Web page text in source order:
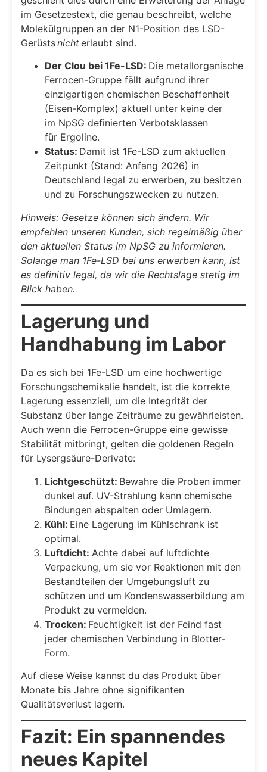
im Gesetzestext, die genau beschreibt, welche
Molekülgruppen an der N1-Position des LSD-
Gerüstsnichterlaubt sind.
Der Clou bei 1Fe-LSD: Die metallorganische
Ferrocen-Gruppe fällt aufgrund ihrer
einzigartigen chemischen Beschaffenheit
(Eisen-Komplex) aktuell unter keine der
im NpSG definierten Verbotsklassen
für Ergoline.
Status: Damit ist 1Fe-LSD zum aktuellen
Zeitpunkt (Stand: Anfang 2026) in
Deutschland legal zu erwerben, zu besitzen
und zu Forschungszwecken zu nutzen.
Hinweis: Gesetze können sich ändern. Wir
empfehlen unseren Kunden, sich regelmäßig über
den aktuellen Status im NpSG zu informieren.
Solange man 1Fe-LSD bei uns erwerben kann, ist
es definitiv legal, da wir die Rechtslage stetig im
Blick haben.
Lagerung und
Handhabung im Labor
Da es sich bei 1Fe-LSD um eine hochwertige
Forschungschemikalie handelt, ist die korrekte
Lagerung essenziell, um die Integrität der
Substanz über lange Zeiträume zu gewährleisten.
Auch wenn die Ferrocen-Gruppe eine gewisse
Stabilität mitbringt, gelten die goldenen Regeln
für Lysergsäure-Derivate:
Lichtgeschützt: Bewahre die Proben immer
dunkel auf. UV-Strahlung kann chemische
Bindungen abspalten oder Umlagern.
Kühl: Eine Lagerung im Kühlschrank ist
optimal.
Luftdicht: Achte dabei auf luftdichte
Verpackung, um sie vor Reaktionen mit den
Bestandteilen der Umgebungsluft zu
schützen und um Kondenswasserbildung am
Produkt zu vermeiden.
Trocken: Feuchtigkeit ist der Feind fast
jeder chemischen Verbindung in Blotter-
Form.
Auf diese Weise kannst du das Produkt über
Monate bis Jahre ohne signifikanten
Qualitätsverlust lagern.
Fazit: Ein spannendes
neues Kapitel